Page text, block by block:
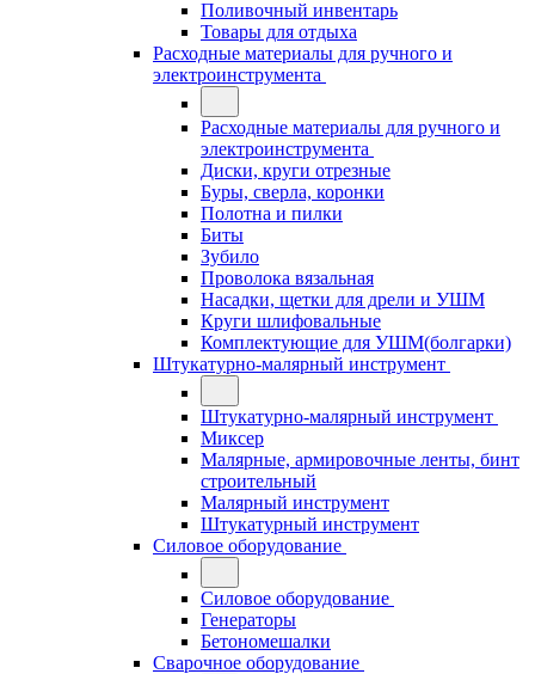
Поливочный инвентарь
Товары для отдыха
Расходные материалы для ручного и
электроинструмента
Расходные материалы для ручного и
электроинструмента
Диски, круги отрезные
Буры, сверла, коронки
Полотна и пилки
Биты
Зубило
Проволока вязальная
Насадки, щетки для дрели и УШМ
Круги шлифовальные
Комплектующие для УШМ(болгарки)
Штукатурно-малярный инструмент
Штукатурно-малярный инструмент
Миксер
Малярные, армировочные ленты, бинт
строительный
Малярный инструмент
Штукатурный инструмент
Силовое оборудование
Силовое оборудование
Генераторы
Бетономешалки
Сварочное оборудование